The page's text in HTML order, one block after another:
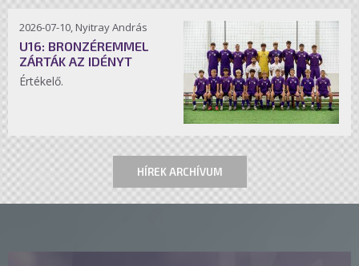
2026-07-10, Nyitray András
U16: BRONZÉREMMEL
ZÁRTÁK AZ IDÉNYT
Értékelő.
HÍREK ARCHÍVUM